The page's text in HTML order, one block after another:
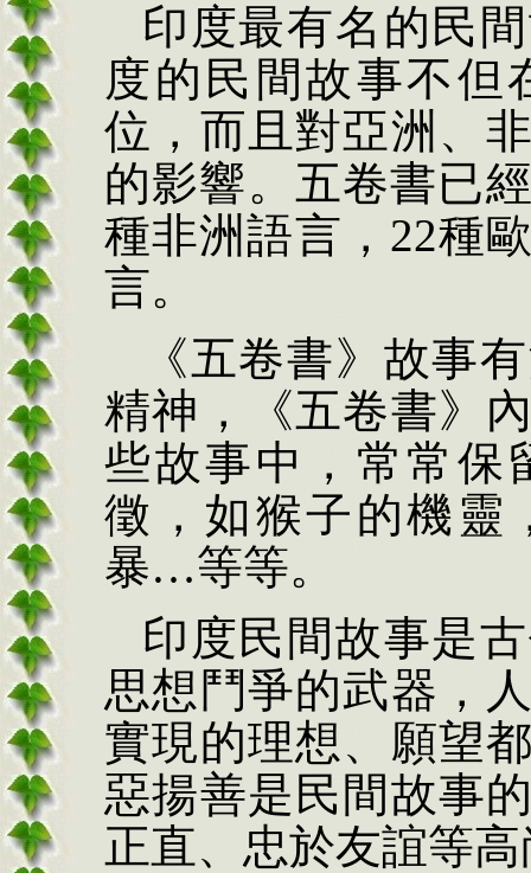
印度最有名的民
度的民間故事不但
位，而且對亞洲、
的影響。五卷書已
種非洲語言，22種
言。
《五卷書》故事
精神，《五卷書》
些故事中，常常保
徵，如猴子的機靈
暴…等等。
印度民間故事是
思想鬥爭的武器，
實現的理想、願望
惡揚善是民間故事
正直、忠於友誼等